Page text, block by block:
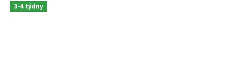
3-4 týdny